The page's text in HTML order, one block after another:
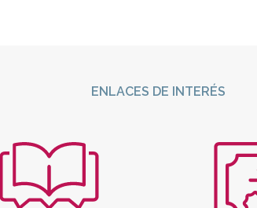
ENLACES DE INTERÉS